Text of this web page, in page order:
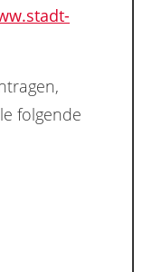
folgende